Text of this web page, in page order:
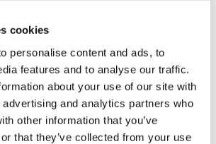
cookies
personalise content and ads, to
features and to analyse our traffic.
about your use of our site with
and analytics partners who
other information that you’ve
that they’ve collected from your use
“Lungogym” con vista al mar
y Libertad para Elegir:
como a ti te gusta!
también podrás disfrutar de
únicas fuera del hotel, para
niveles.